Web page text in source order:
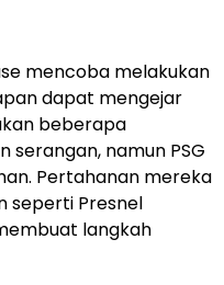
mencoba melakukan
dapat mengejar
beberapa
namun PSG
Pertahanan mereka
seperti Presnel
langkah